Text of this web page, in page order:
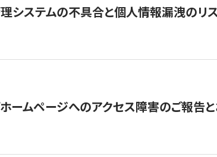
システムの不具合と個人情報漏洩のリ
ームページへのアクセス障害のご報告